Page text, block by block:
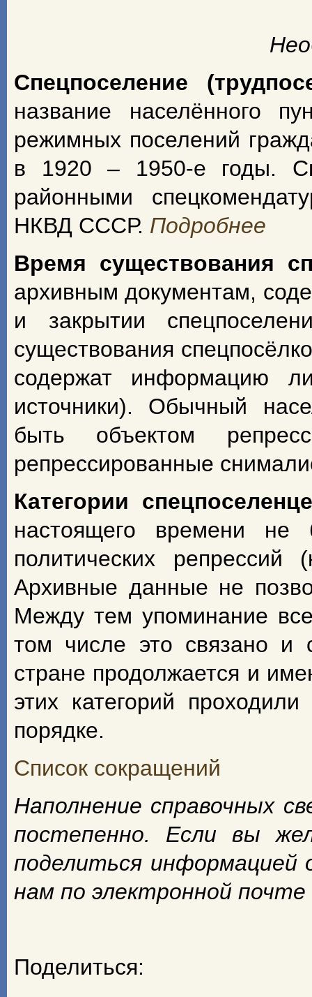
Спецпоселение
название населённого
режимных поселений
в 1920 – 1950-е годы.
районными
НКВД СССР. Подробнее
Время существования
архивным документам,
и закрытии
существования
содержат информацию
источники). Обычный
быть объектом
репрессированные
Категории
настоящего времени не
политических
Архивные данные не
Между тем упоминание
том числе это связано и
стране продолжается и
этих категорий
порядке.
Список сокращений
Наполнение справочных
постепенно. Если вы
поделиться информацией
нам по электронной почте
Поделиться: